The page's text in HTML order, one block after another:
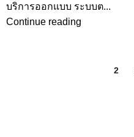
บริการออกแบบ ระบบต...
Continue reading
2